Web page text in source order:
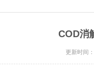
COD消
更新时间